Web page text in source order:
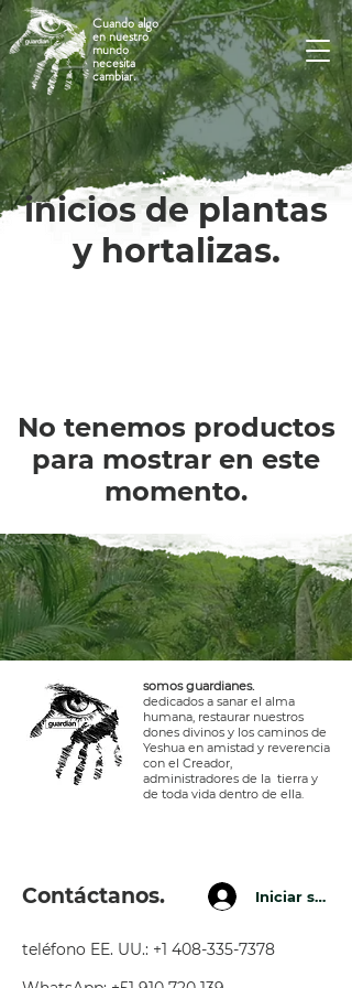
Cuando algo
en nuestro
mundo
necesita
cambiar.
inicios de plantas
y hortalizas.
No tenemos productos
para mostrar en este
momento.
somos guardianes.
dedicados a sanar el alma
humana, restaurar nuestros
dones divinos y los caminos de
Yeshua en amistad y reverencia
con el Creador,
administradores de la tierra y
de toda vida dentro de ella.
Contáctanos. Iniciar sesión
teléfono EE. UU.: +1 408-335-7378